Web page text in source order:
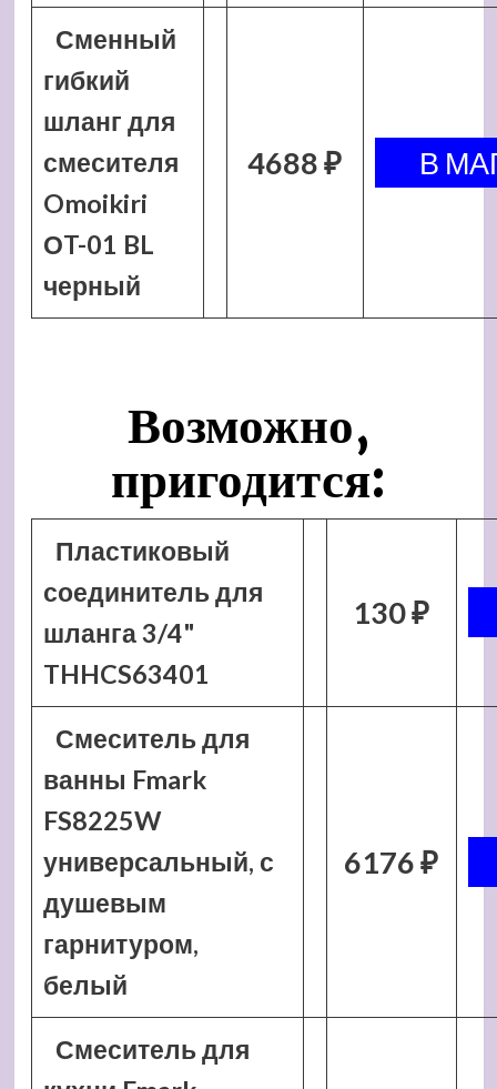
Сменный
гибкий
шланг для
смесителя
Omoikiri
ОT-01 BL
черный
4688 ₽
Возможно,
пригодится:
Пластиковый
соединитель для
шланга 3/4"
THHCS63401
130 ₽
Смеситель для
ванны Fmark
FS8225W
универсальный, с
душевым
гарнитуром,
белый
6176 ₽
Смеситель для